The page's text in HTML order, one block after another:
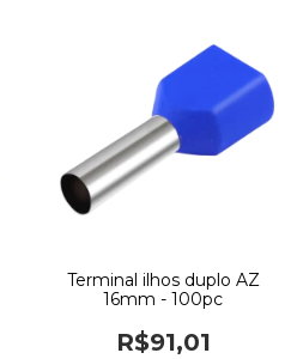
Terminal ilhos duplo AZ
16mm - 100pc
R$91,01